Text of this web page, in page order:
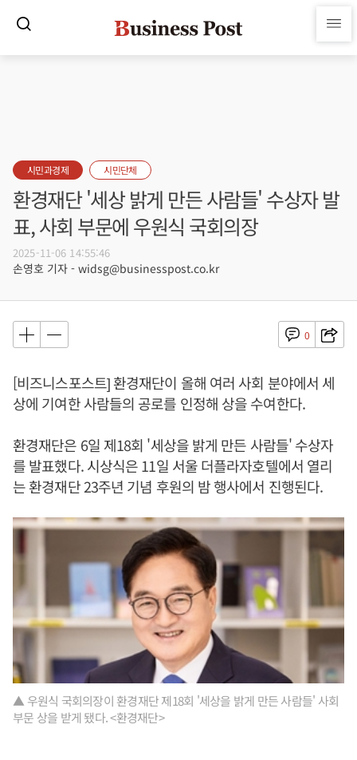
시민과경제 시민단체
환경재단 '세상 밝게 만든 사람들' 수상자 발
표, 사회 부문에 우원식 국회의장
2025-11-06 14:55:46
손영호 기자 - widsg@businesspost.co.kr
0
[비즈니스포스트] 환경재단이 올해 여러 사회 분야에서 세
상에 기여한 사람들의 공로를 인정해 상을 수여한다.
환경재단은 6일 제18회 '세상을 밝게 만든 사람들' 수상자
를 발표했다. 시상식은 11일 서울 더플라자호텔에서 열리
는 환경재단 23주년 기념 후원의 밤 행사에서 진행된다.
▲ 우원식 국회의장이 환경재단 제18회 '세상을 밝게 만든 사람들' 사회
부문 상을 받게 됐다. <환경재단>